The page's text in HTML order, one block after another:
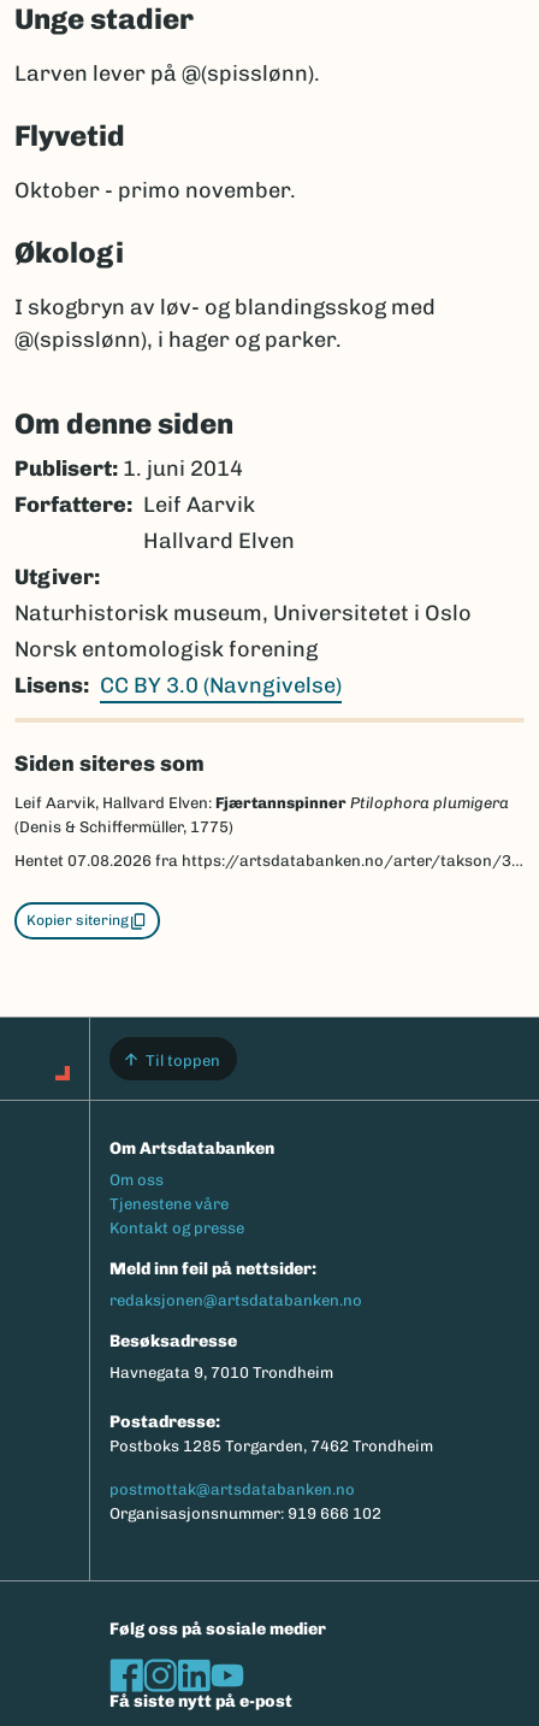
Unge stadier
Larven lever på @(spisslønn).
Flyvetid
Oktober - primo november.
Økologi
I skogbryn av løv- og blandingsskog med
@(spisslønn), i hager og parker.
Om denne siden
Publisert: 1. juni 2014
Forfattere
Leif Aarvik
Hallvard Elven
Utgiver
Naturhistorisk museum, Universitetet i Oslo
Norsk entomologisk forening
Lisens
CC BY 3.0 (Navngivelse)
Siden siteres som
Leif Aarvik, Hallvard Elven: Fjærtannspinner Ptilophora plumigera
(Denis & Schiffermüller, 1775)
Hentet 07.08.2026 fra https://artsdatabanken.no/arter/takson/30368/beskrivelse
Kopier sitering
Til toppen
Om Artsdatabanken
Footermeny
Om oss
Tjenestene våre
Kontakt og presse
Meld inn feil på nettsider:
redaksjonen@artsdatabanken.no
Besøksadresse
Havnegata 9, 7010 Trondheim
Postadresse:
Postboks 1285 Torgarden, 7462 Trondheim
postmottak@artsdatabanken.no
Organisasjonsnummer: 919 666 102
Følg oss på sosiale medier
Få siste nytt på e-post